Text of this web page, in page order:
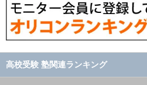
高校受験 塾関連ランキング